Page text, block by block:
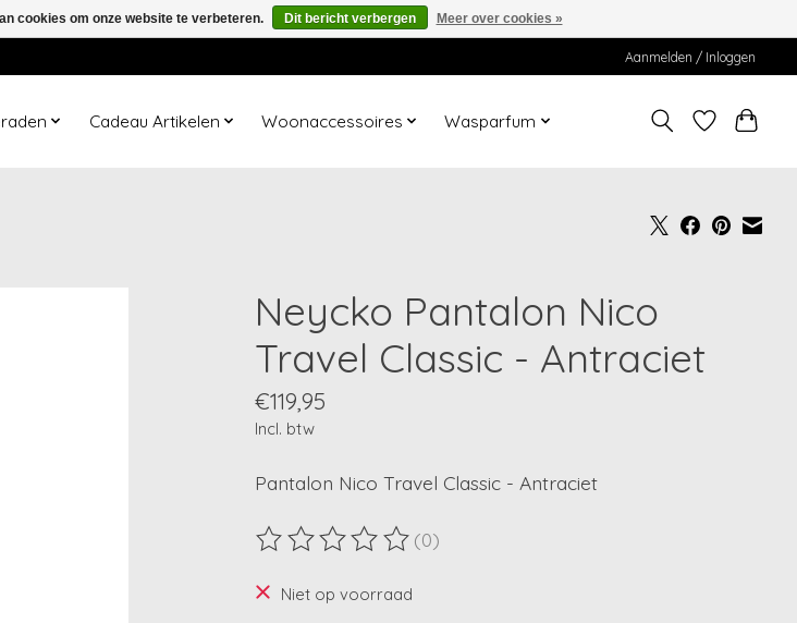
Aanmelden / Inloggen
Cadeau Artikelen Woonaccessoires Wasparfum
Neycko Pantalon Nico
Travel Classic - Antraciet
€119,95
Incl. btw
Pantalon Nico Travel Classic - Antraciet
De beoordeling van dit product is
(0)
Niet op voorraad
cookies om onze website te verbeteren. Dit bericht verbergen Meer over cookies »